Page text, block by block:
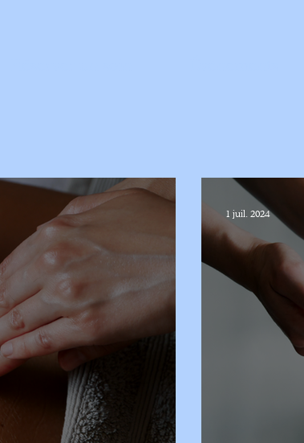
1 juil. 2024